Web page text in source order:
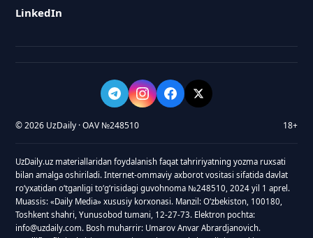
LinkedIn
© 2026 UzDaily · OAV №248510 18+
UzDaily.uz materiallaridan foydalanish faqat tahririyatning yozma ruxsati
bilan amalga oshiriladi. Internet-ommaviy axborot vositasi sifatida davlat
roʻyxatidan oʻtganligi toʻgʻrisidagi guvohnoma №248510, 2024 yil 1 aprel.
Muassis: «Daily Media» xususiy korxonasi. Manzil: Oʻzbekiston, 100180,
Toshkent shahri, Yunusobod tumani, 12-27-73. Elektron pochta:
info@uzdaily.com. Bosh muharrir: Umarov Anvar Abrardjanovich.